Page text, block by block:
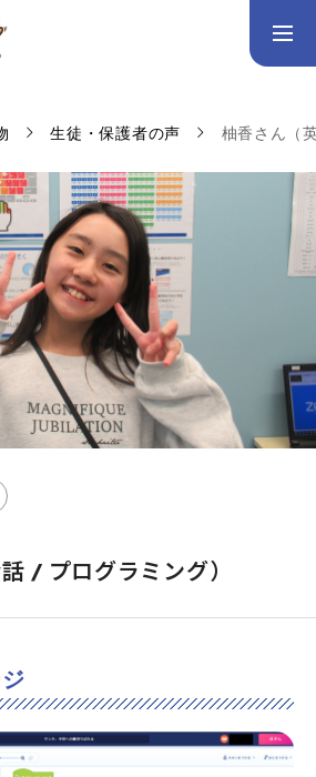
3Dデザイン／学童保育
英会話（小学生） 英会話（中学生）
生徒・保護者の声 柚香さん（
/ プログラミング）